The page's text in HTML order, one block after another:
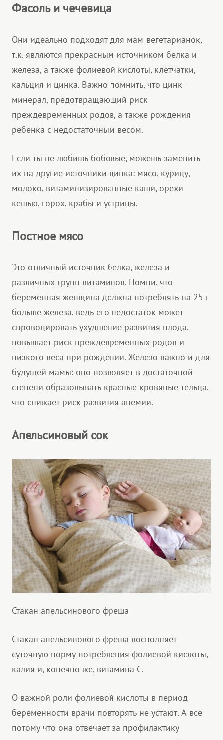
Фасоль и чечевица
Они идеально подходят для мам-вегетарианок,
т.к. являются прекрасным источником белка и
железа, а также фолиевой кислоты, клетчатки,
кальция и цинка. Важно помнить, что цинк -
минерал, предотвращающий риск
преждевременных родов, а также рождения
ребенка с недостаточным весом.
Если ты не любишь бобовые, можешь заменить
их на другие источники цинка: мясо, курицу,
молоко, витаминизированные каши, орехи
кешью, горох, крабы и устрицы.
Постное мясо
Это отличный источник белка, железа и
различных групп витаминов. Помни, что
беременная женщина должна потреблять на 25 г
больше железа, ведь его недостаток может
спровоцировать ухудшение развития плода,
повышает риск преждевременных родов и
низкого веса при рождении. Железо важно и для
будущей мамы: оно позволяет в достаточной
степени образовывать красные кровяные тельца,
что снижает риск развития анемии.
Апельсиновый сок
Стакан апельсинового фреша
Стакан апельсинового фреша восполняет
суточную норму потребления фолиевой кислоты,
калия и, конечно же, витамина С.
О важной роли фолиевой кислоты в период
беременности врачи повторять не устают. А все
потому что она отвечает за профилактику